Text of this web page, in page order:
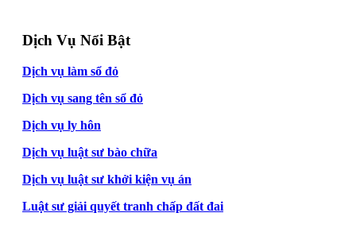
Dịch Vụ Nổi Bật
Dịch vụ làm sổ đỏ
Dịch vụ sang tên sổ đỏ
Dịch vụ ly hôn
Dịch vụ luật sư bào chữa
Dịch vụ luật sư khởi kiện vụ án
Luật sư giải quyết tranh chấp đất đai